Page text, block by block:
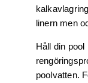
linern men
Håll din
poolvatten.